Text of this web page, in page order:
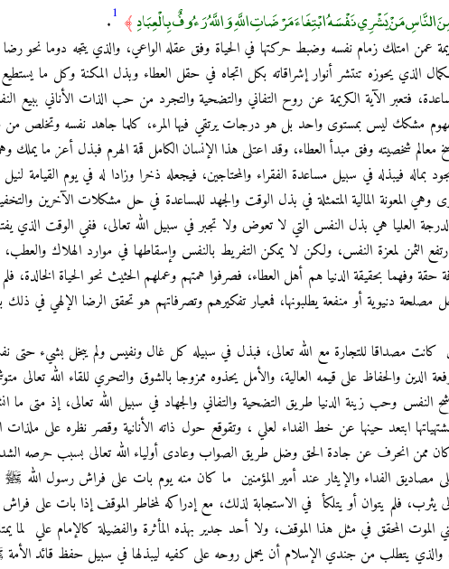
النَّاسِ مَنْ يَشْرِي نَفْسَهُ ابْتِغَاءَ مَرْضَاتِ اللَّهِ وَاللَّهُ رَءُوفٌ بِالْعِبَادِ ﴾ 1
.
عمن امتلك زمام نفسه وضبط حركتها في الحياة وفق عقله الواعي، والذي يتجه دوما نحو رضا
الذي يحوزه تنتشر أنوار إشراقاته بكل اتجاه في حقل العطاء وبذل المكنة وكل ما
فتعبر الآية الكريمة عن روح التفاني والتضحية والتجرد من حب الذات الأناني ببيع
مشكك ليس بمستوى واحد بل هو درجات يرتقي فيها المرء، كلما جاهد نفسه وتخلص من
معالم شخصيته وفق مبدأ العطاء، وقد اعتلى هذا الإنسان الكامل قمة الهرم فبذل أعز ما يملك
فيبذله في سبيل مساعدة الفقراء والمحتاجين، فيجعله ذخرا وزادا له في يوم القيامة لنيل
وهي المعونة المالية المتمثلة في بذل الوقت والجهد للمساعدة في حل مشكلات الآخرين
العليا هي بذل النفس التي لا تعوض ولا تجبر في سبيل الله تعالى، ففي الوقت الذي
ارتفع الثمن لمعزة النفس، ولكن لا يمكن التفريط بالنفس وإسقاطها في موارد الهلاك
حقة وفهما بحقيقة الدنيا هم أهل العطاء، فصرفوا همتهم وعملهم الحثيث نحو الحياة الخالدة،
دنيوية أو منفعة يطلبونها، فمعيار تفكيرهم وتصرفاتهم هو تحقق الرضا الإلهي في ذلك
كانت مصداقا للتجارة مع الله تعالى، فبذل في سبيله كل غال ونفيس ولم يبخل بشيء
الدين والحفاظ على قيمه العالية، والأمل يحذوه ممزوجا بالشوق والتحري للقاء الله تعالى
النفس وحب زينة الدنيا طريق التضحية والتفاني والجهاد في سبيل الله تعالى، إذ متى ما
ابتعد حينها عن خط الفداء لعلي ، وتقوقع حول ذاته الأنانية وقصر نظره على ملذات
كان ممن انحرف عن جادة الحق وضل طريق الصواب وعادى أولياء الله تعالى بسبب حرصه
مصاديق الفداء والإيثار عند أمير المؤمنين ما كان منه يوم بات على فراش رسول الله
يثرب، فلم يتوان أو يتلكأ في الاستجابة لذلك، مع إدراكه لمخاطر الموقف إذا بات على
الموت المحقق في مثل هذا الموقف، ولا أحد جدير بهذه المأثرة والفضيلة كالإمام علي لما
والذي يتطلب من جندي الإسلام أن يحمل روحه على كفيه ليبذلها في سبيل حفظ قائد